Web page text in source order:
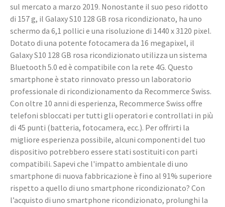
sul mercato a marzo 2019. Nonostante il suo peso ridotto
di 157 g, il Galaxy S10 128 GB rosa ricondizionato, ha uno
schermo da 6,1 pollici e una risoluzione di 1440 x 3120 pixel.
Dotato di una potente fotocamera da 16 megapixel, il
Galaxy S10 128 GB rosa ricondizionato utilizza un sistema
Bluetooth 5.0 ed è compatibile con la rete 4G. Questo
smartphone è stato rinnovato presso un laboratorio
professionale di ricondizionamento da Recommerce Swiss.
Con oltre 10 anni di esperienza, Recommerce Swiss offre
telefoni sbloccati per tutti gli operatori e controllati in più
di 45 punti (batteria, fotocamera, ecc.). Per offrirti la
migliore esperienza possibile, alcuni componenti del tuo
dispositivo potrebbero essere stati sostituiti con parti
compatibili. Sapevi che l'impatto ambientale di uno
smartphone di nuova fabbricazione è fino al 91% superiore
rispetto a quello di uno smartphone ricondizionato? Con
l’acquisto di uno smartphone ricondizionato, prolunghi la